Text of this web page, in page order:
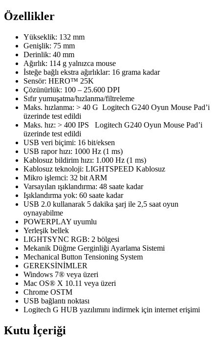
Özellikler
Yükseklik: 132 mm
Genişlik: 75 mm
Derinlik: 40 mm
Ağırlık: 114 g yalnızca mouse
İsteğe bağlı ekstra ağırlıklar: 16 grama kadar
Sensör: HERO™ 25K
Çözünürlük: 100 – 25.600 DPI
Sıfır yumuşatma/hızlanma/filtreleme
Maks. hızlanma: > 40 G Logitech G240 Oyun Mouse Pad’i
üzerinde test edildi
Maks. hız: > 400 IPS Logitech G240 Oyun Mouse Pad’i
üzerinde test edildi
USB veri biçimi: 16 bit/eksen
USB rapor hızı: 1000 Hz (1 ms)
Kablosuz bildirim hızı: 1.000 Hz (1 ms)
Kablosuz teknoloji: LIGHTSPEED Kablosuz
Mikro işlemci: 32 bit ARM
Varsayılan ışıklandırma: 48 saate kadar
Işıklandırma yok: 60 saate kadar
USB 2.0 kullanarak 5 dakika şarj ile 2,5 saat oyun
oynayabilme
POWERPLAY uyumlu
Yerleşik bellek
LIGHTSYNC RGB: 2 bölgesi
Mekanik Düğme Gerginliği Ayarlama Sistemi
Mechanical Button Tensioning System
GEREKSİNİMLER
Windows 7® veya üzeri
Mac OS® X 10.11 veya üzeri
Chrome OSTM
USB bağlantı noktası
Logitech G HUB yazılımını indirmek için internet erişimi
Kutu İçeriği